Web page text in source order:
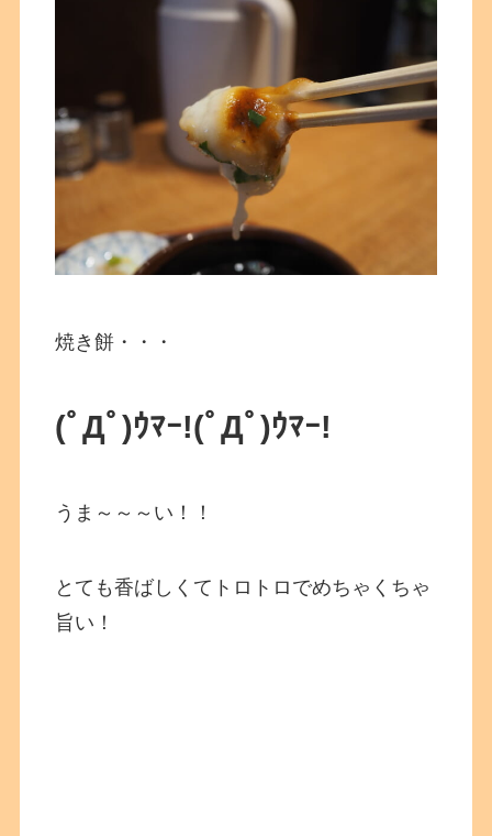
焼き餅・・・
(ﾟДﾟ)ｳﾏｰ!(ﾟДﾟ)ｳﾏｰ!
うま～～～い！！
とても香ばしくてトロトロでめちゃくちゃ
旨い！